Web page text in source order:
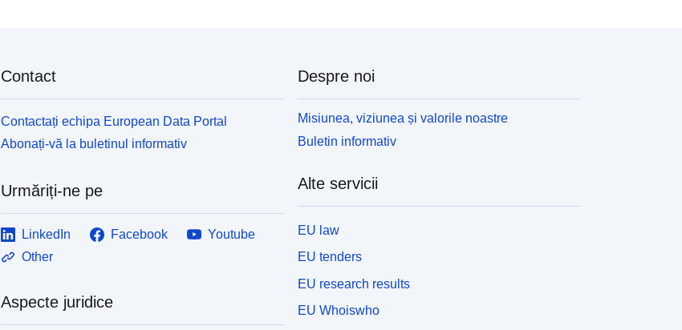
Contact
Contactați echipa European Data Portal
Abonați-vă la buletinul informativ
Urmăriți-ne pe
LinkedIn Facebook
Youtube
Other
Aspecte juridice
Despre noi
Misiunea, viziunea și valorile noastre
Buletin informativ
Alte servicii
EU law
EU tenders
EU research results
EU Whoiswho